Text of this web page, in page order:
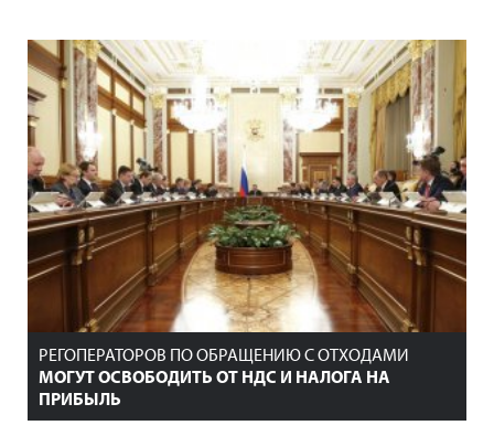
РЕГОПЕРАТОРОВ ПО ОБРАЩЕНИЮ С ОТХОДАМИ
МОГУТ ОСВОБОДИТЬ ОТ НДС И НАЛОГА НА
ПРИБЫЛЬ